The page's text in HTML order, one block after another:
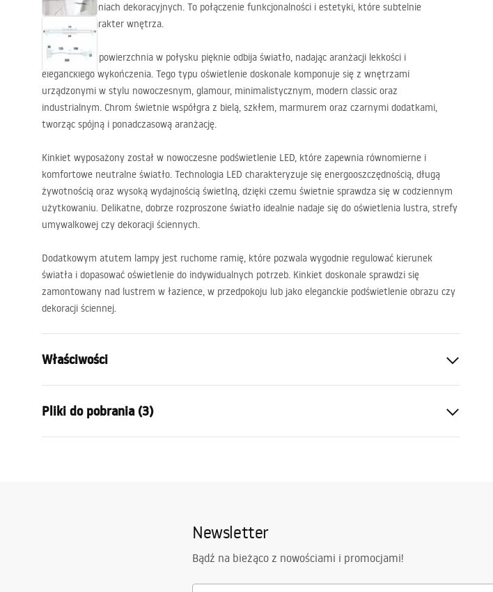
czy przestrzeniach dekoracyjnych. To połączenie funkcjonalności i estetyki, które subtelnie
podkreśla charakter wnętrza.
Chromowana powierzchnia w połysku pięknie odbija światło, nadając aranżacji lekkości i
eleganckiego wykończenia. Tego typu oświetlenie doskonale komponuje się z wnętrzami
urządzonymi w stylu nowoczesnym, glamour, minimalistycznym, modern classic oraz
industrialnym. Chrom świetnie współgra z bielą, szkłem, marmurem oraz czarnymi dodatkami,
tworząc spójną i ponadczasową aranżację.
Kinkiet wyposażony został w nowoczesne podświetlenie LED, które zapewnia równomierne i
komfortowe neutralne światło. Technologia LED charakteryzuje się energooszczędnością, długą
żywotnością oraz wysoką wydajnością świetlną, dzięki czemu świetnie sprawdza się w codziennym
użytkowaniu. Delikatne, dobrze rozproszone światło idealnie nadaje się do oświetlenia lustra, strefy
umywalkowej czy dekoracji ściennych.
Dodatkowym atutem lampy jest ruchome ramię, które pozwala wygodnie regulować kierunek
światła i dopasować oświetlenie do indywidualnych potrzeb. Kinkiet doskonale sprawdzi się
zamontowany nad lustrem w łazience, w przedpokoju lub jako eleganckie podświetlenie obrazu czy
dekoracji ściennej.
Właściwości
Rodzaj lampy
Długość (mm)
600mm
aluminium, metal, tworzywo sztuczne
1001 - 1500 lm
Pliki do pobrania (3)
Newsletter
Bądź na bieżąco z nowościami i promocjami!